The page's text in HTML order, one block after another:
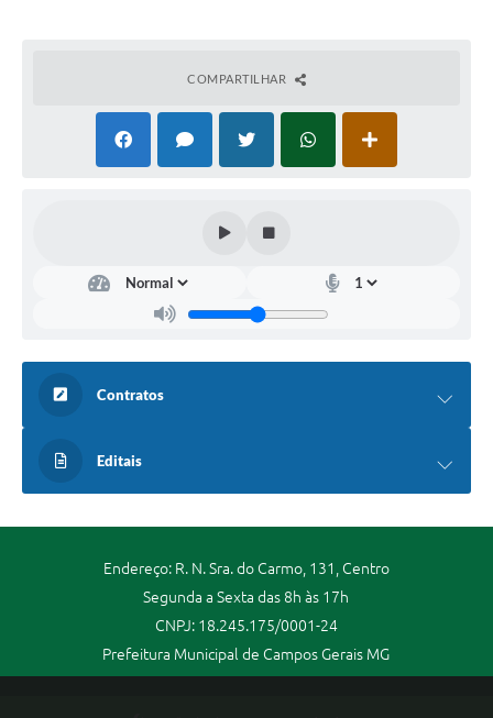
COMPARTILHAR
Contratos
Editais
Endereço: R. N. Sra. do Carmo, 131, Centro
Segunda a Sexta das 8h às 17h
CNPJ: 18.245.175/0001-24
Prefeitura Municipal de Campos Gerais MG